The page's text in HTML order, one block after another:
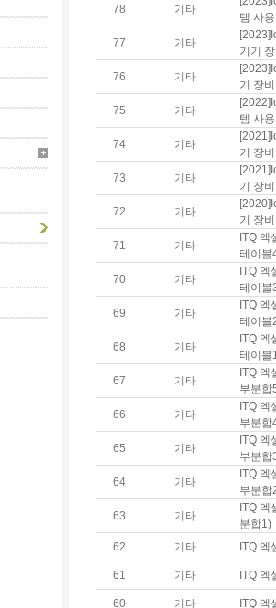
78 기타
템 사
77
기타
기기
76
기타
기 장
75
기타
템 사
74
기타
기 장
73
기타
기 장
72
기타
기 장
71
기타
ITQ
테이블
70
기타
ITQ
테이블
69
기타
ITQ
테이블
68
기타
ITQ
테이블
67
기타
ITQ
부분합
66
기타
ITQ
부분합
65
기타
ITQ
부분합
64
기타
ITQ
부분합
63
기타
ITQ
분합1)
62
기타 ITQ
61 기타 ITQ
60 기타 ITQ